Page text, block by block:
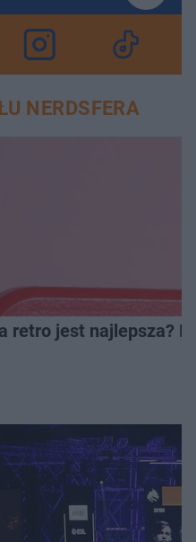
NERDSFERA
retro jest najlepsza?